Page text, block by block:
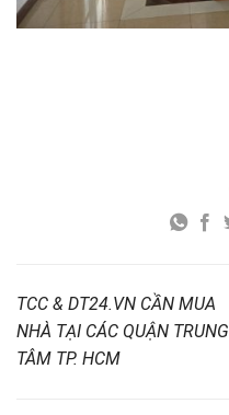
TCC & DT24.VN CẦN MUA
NHÀ TẠI CÁC QUẬN TRUNG
TÂM TP. HCM